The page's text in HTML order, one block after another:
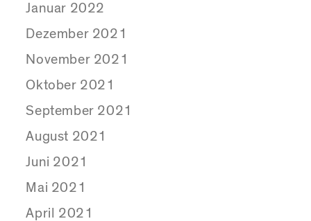
Januar 2022
Dezember 2021
November 2021
Oktober 2021
September 2021
August 2021
Juni 2021
Mai 2021
April 2021